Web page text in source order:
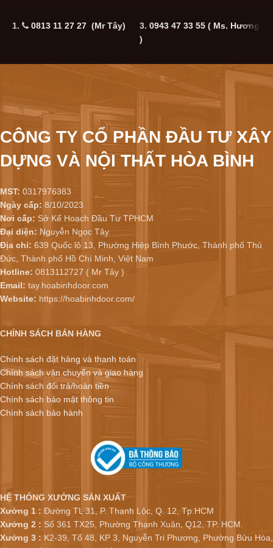
1. 0813 11 27 27 (Mr Tây) 3. 0943 47 33 55 ( Ms. Hương
)
CÔNG TY CỔ PHẦN ĐẦU TƯ XÂY
DỰNG VÀ NỘI THẤT HÒA BÌNH
MST: 0317976383
Ngày cấp: 8/10/2023
Nơi cấp: Sở Kế Hoạch Đầu Tư TPHCM
Đại diện: Nguyễn Ngọc Tây
Địa chỉ: 639 Quốc lộ 13, Phường Hiệp Bình Phước, Thành phố Thủ
Đức, Thành phố Hồ Chí Minh, Việt Nam
Hotline: 0813112727 ( Mr Tây )
Email: tay.hoabinhdoor.com
Website: https://hoabinhdoor.com/
CHÍNH SÁCH BÁN HÀNG
Chính sách đặt hàng và thanh toán
Chính sách vận chuyển và giao hàng
Chính sách đổi trả/hoàn tiền
Chính sách bảo mật thông tin
Chính sách bảo hành
HỆ THỐNG XƯỞNG SẢN XUẤT
Xưởng 1 : Đường TL 31, P. Thạnh Lộc, Q. 12, Tp.HCM
Xưởng 2 : Số 361 TX25, Phường Thạnh Xuân, Q12, TP. HCM.
Xưởng 3 : K2-39, Tổ 48, KP 3, Nguyễn Tri Phương, Phường Bửu Hòa,